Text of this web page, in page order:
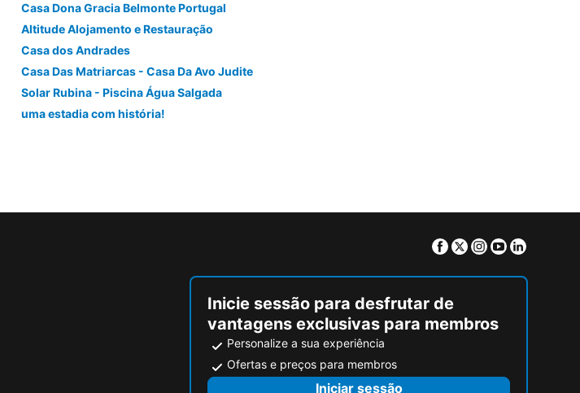
Casa Dona Gracia Belmonte Portugal
Altitude Alojamento e Restauração
Casa dos Andrades
Casa Das Matriarcas - Casa Da Avo Judite
Solar Rubina - Piscina Água Salgada
uma estadia com história!
Facebook
TwitterInstagram
Youtube
Inicie sessão para desfrutar de
vantagens exclusivas para membros
Personalize a sua experiência
Ofertas e preços para membros
Iniciar sessão